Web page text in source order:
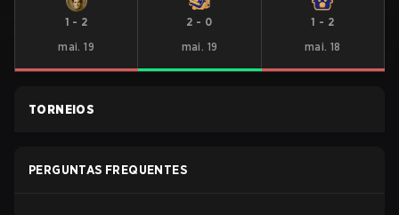
1 - 2
mai. 19
2 - 0
mai. 19
1 - 2
mai. 18
TORNEIOS
PERGUNTAS FREQUENTES